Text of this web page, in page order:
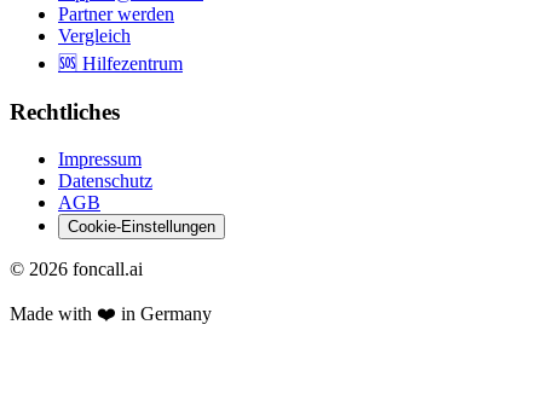
Partner werden
Vergleich
🆘 Hilfezentrum
Rechtliches
Impressum
Datenschutz
AGB
Cookie-Einstellungen
© 2026 foncall.ai
Made with ❤️ in Germany